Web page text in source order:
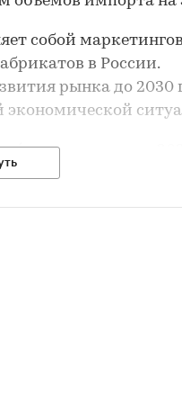
собой
в России.
рынка до 2030
экономической
(ретроспектива с
в сегменте
влияющие на